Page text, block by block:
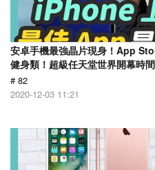
安卓手機最強晶片現身！App
健身類！超級任天堂世界開幕時
# 82
2020-12-03 11:21